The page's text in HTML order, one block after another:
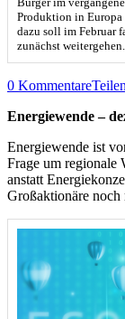
Produktion in
dazu soll im Februar
zunächst weitergehen.
0 KommentareTeilen
Energiewende –
Energiewende ist
Frage um regionale
anstatt
Großaktionäre noch